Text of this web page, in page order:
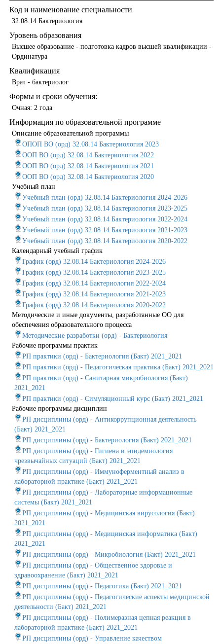
Код и наименование специальности
32.08.14 Бактериология
Уровень образования
Высшее образование - подготовка кадров высшей квалификации -
Ординатура
Квалификация
Врач - бактериолог
Формы и сроки обучения:
Очная: 2 года
Информация по образовательной программе
Описание образовательной программы
ОПОП ВО (орд) 32.08.14 Бактериология 2023
ООП ВО (орд) 32.08.14 Бактериология 2022
ООП ВО (орд) 32.08.14 Бактериология 2021
ООП ВО (орд) 32.08.14 Бактериология 2020
Учебный план
Учебный план (орд) 32.08.14 Бактериология 2024-2026
Учебный план (орд) 32.08.14 Бактериология 2023-2025
Учебный план (орд) 32.08.14 Бактериология 2022-2024
Учебный план (орд) 32.08.14 Бактериология 2021-2023
Учебный план (орд) 32.08.14 Бактериология 2020-2022
Календарный учебный график
График (орд) 32.08.14 Бактериология 2024-2026
График (орд) 32.08.14 Бактериология 2023-2025
График (орд) 32.08.14 Бактериология 2022-2024
График (орд) 32.08.14 Бактериология 2021-2023
График (орд) 32.08.14 Бактериология 2020-2022
Методические и иные документы, разработанные ОО для
обеспечения образовательного процесса
Методические разработки (орд) - Бактериология
Рабочие программы практик
РП практики (орд) - Бактериология (Бакт) 2021_2021
РП практики (орд) - Педагогическая практика (Бакт) 2021_2021
РП практики (орд) - Санитарная микробиология (Бакт)
2021_2021
РП практики (орд) - Симуляционный курс (Бакт) 2021_2021
Рабочие программы дисциплин
РП дисциплины (орд) - Антикоррупционная деятельность
(Бакт) 2021_2021
РП дисциплины (орд) - Бактериология (Бакт) 2021_2021
РП дисциплины (орд) - Гигиена и эпидемиология
чрезвычайных ситуаций (Бакт) 2021_2021
РП дисциплины (орд) - Иммуноферментный анализ в
лабораторной практике (Бакт) 2021_2021
РП дисциплины (орд) - Лабораторные информационные
системы (Бакт) 2021_2021
РП дисциплины (орд) - Медицинская вирусология (Бакт)
2021_2021
РП дисциплины (орд) - Медицинская информатика (Бакт)
2021_2021
РП дисциплины (орд) - Микробиология (Бакт) 2021_2021
РП дисциплины (орд) - Общественное здоровье и
здравоохранение (Бакт) 2021_2021
РП дисциплины (орд) - Педагогика (Бакт) 2021_2021
РП дисциплины (орд) - Педагогические аспекты медицинской
деятельности (Бакт) 2021_2021
РП дисциплины (орд) - Полимеразная цепная реакция в
лабораторной практике (Бакт) 2021_2021
РП дисциплины (орд) - Управление качеством